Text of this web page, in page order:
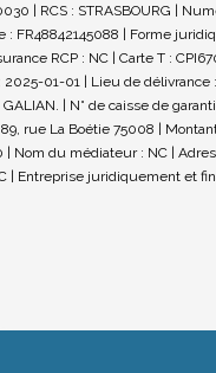
| RCS : STRASBOURG |
: FR48842145088 | Forme
RCP : NC | Carte T :
2025-01-01 | Lieu de délivrance
| N° de caisse de
rue La Boétie 75008 |
| Nom du médiateur : NC |
| Entreprise juridiquement et